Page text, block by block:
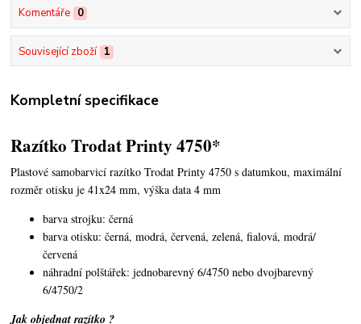
Komentáře 0
Související zboží 1
Kompletní specifikace
Razítko Trodat Printy 4750*
Plastové samobarvicí razítko Trodat Printy 4750 s datumkou,maximální
rozměr otisku je 41x24 mm, výška data 4 mm
barva strojku: černá
barva otisku: černá, modrá, červená, zelená, fialová, modrá/
červená
náhradní polštářek: jednobarevný 6/4750 nebo dvojbarevný
6/4750/2
Jak objednat razítko ?